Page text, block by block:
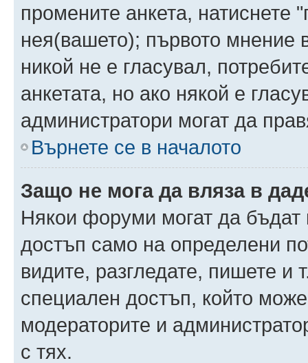
промените анкета, натиснете
нея(вашето); първото мнение
никой не е гласувал,
анкетата, но ако някой е
администратори могат да
Върнете се в началото
Защо не мога да вляза в
Някои форуми могат да бъдат
достъп само на определени
видите, разгледате, пишете
специален достъп, който
модераторите и
с тях.